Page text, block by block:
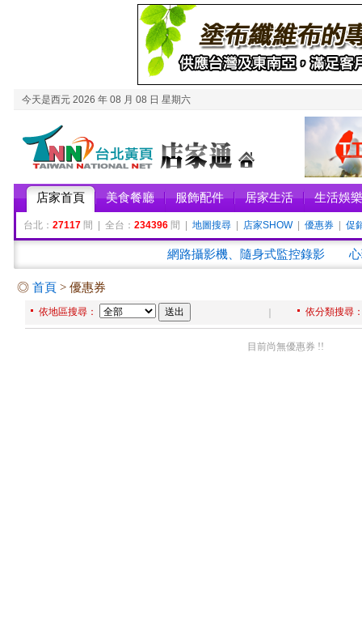
今天是西元 2026 年 08 月 08 日 星期六
店家首頁 美食餐廳 服飾配件 居家生活 生活娛樂
台北： 27117 間 | 全台： 234396 間 | 地圖搜尋 店家SHOW| 優惠券 促
網路攝影機、隨身式監控錄影
◎ 首頁 > 優惠券
依地區搜尋： 依分類搜尋
目前尚無優惠券 !!